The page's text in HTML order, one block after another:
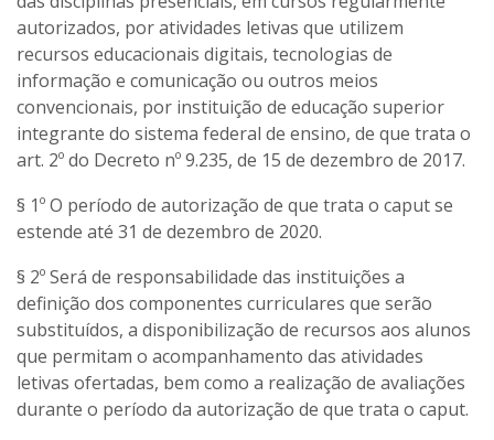
autorizados, por atividades letivas que utilizem
recursos educacionais digitais, tecnologias de
informação e comunicação ou outros meios
convencionais, por instituição de educação superior
integrante do sistema federal de ensino, de que trata o
art. 2º do Decreto nº 9.235, de 15 de dezembro de 2017.
§ 1º O período de autorização de que trata o caput se
estende até 31 de dezembro de 2020.
§ 2º Será de responsabilidade das instituições a
definição dos componentes curriculares que serão
substituídos, a disponibilização de recursos aos alunos
que permitam o acompanhamento das atividades
letivas ofertadas, bem como a realização de avaliações
durante o período da autorização de que trata o caput.